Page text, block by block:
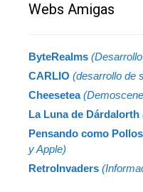
Webs Amigas
ByteRealms
CARLIO (desarrollo de
Cheesetea
La Luna de Dárdalorth
Pensando como Pollos
y Apple)
RetroInvaders